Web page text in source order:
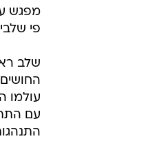
פי
שלב
עולמו
עם